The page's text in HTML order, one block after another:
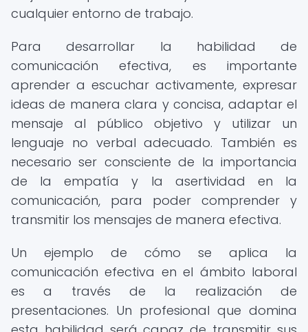
cualquier entorno de trabajo.
Para desarrollar la habilidad de
comunicación efectiva, es importante
aprender a escuchar activamente, expresar
ideas de manera clara y concisa, adaptar el
mensaje al público objetivo y utilizar un
lenguaje no verbal adecuado. También es
necesario ser consciente de la importancia
de la empatía y la asertividad en la
comunicación, para poder comprender y
transmitir los mensajes de manera efectiva.
Un ejemplo de cómo se aplica la
comunicación efectiva en el ámbito laboral
es a través de la realización de
presentaciones. Un profesional que domina